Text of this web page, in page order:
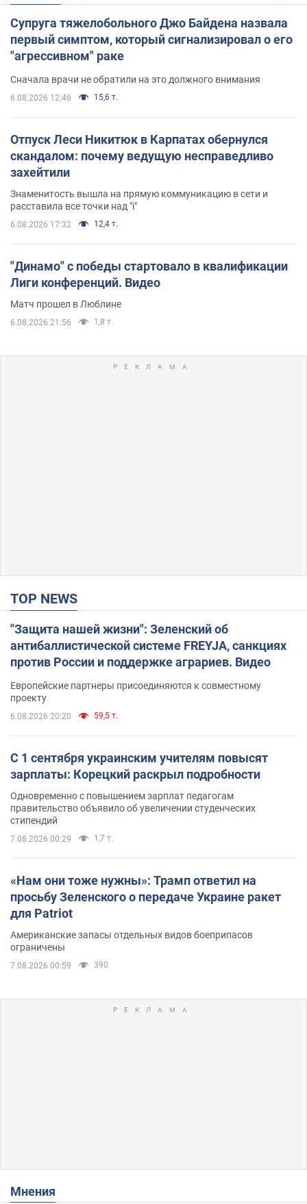
Супруга тяжелобольного Джо Байдена назвала
первый симптом, который сигнализировал о его
"агрессивном" раке
Сначала врачи не обратили на это должного внимания
6.08.2026 12:46 15,6 т.
Отпуск Леси Никитюк в Карпатах обернулся
скандалом: почему ведущую несправедливо
захейтили
Знаменитость вышла на прямую коммуникацию в сети и
расставила все точки над "i"
6.08.2026 17:32 12,4 т.
"Динамо" с победы стартовало в квалификации
Лиги конференций. Видео
Матч прошел в Люблине
6.08.2026 21:56 1,8 т.
TOP NEWS
"Защита нашей жизни": Зеленский об
антибаллистической системе FREYJA, санкциях
против России и поддержке аграриев. Видео
Европейские партнеры присоединяются к совместному
проекту
6.08.2026 20:20 59,5 т.
С 1 сентября украинским учителям повысят
зарплаты: Корецкий раскрыл подробности
Одновременно с повышением зарплат педагогам
правительство объявило об увеличении студенческих
стипендий
7.08.2026 00:29 1,7 т.
«Нам они тоже нужны»: Трамп ответил на
просьбу Зеленского о передаче Украине ракет
для Patriot
Американские запасы отдельных видов боеприпасов
ограничены
7.08.2026 00:59 390
Мнения